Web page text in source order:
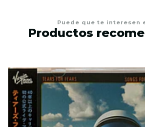
Puede que te interesen
Productos